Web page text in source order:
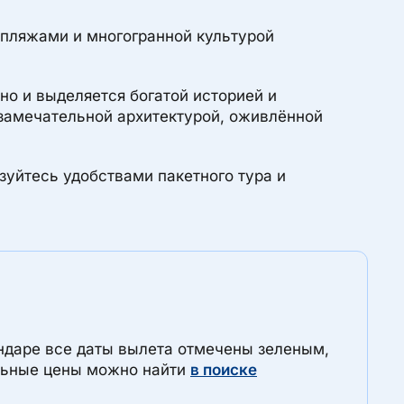
и многогранной культурой
и выделяется богатой историей и
архитектурой, оживлённой
удобствами пакетного тура и
все даты вылета отмечены зеленым,
цены можно найти в поиске